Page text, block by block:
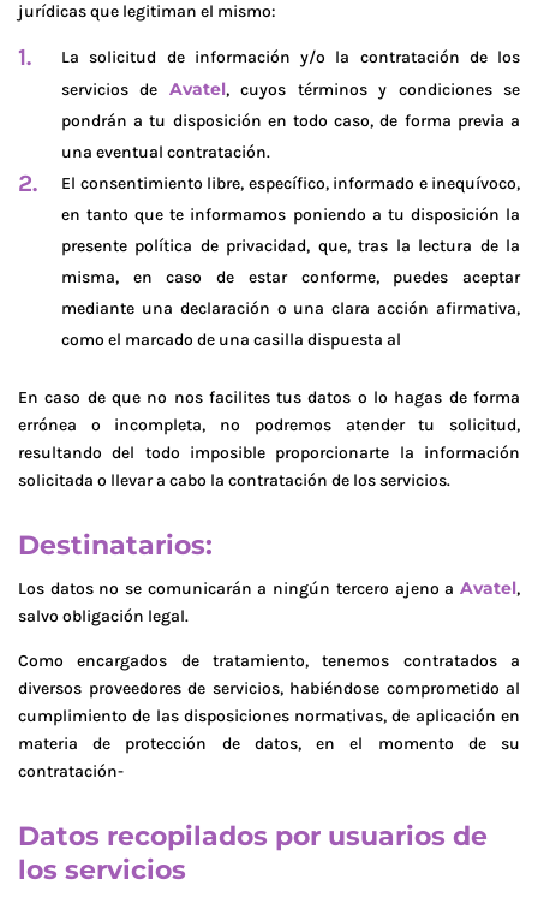
jurídicas que legitiman el mismo:
La solicitud de información y/o la contratación de los
servicios de Avatel, cuyos términos y condiciones se
pondrán a tu disposición en todo caso, de forma previa a
una eventual contratación.
El consentimiento libre, específico, informado e inequívoco,
en tanto que te informamos poniendo a tu disposición la
presente política de privacidad, que, tras la lectura de la
misma, en caso de estar conforme, puedes aceptar
mediante una declaración o una clara acción afirmativa,
como el marcado de una casilla dispuesta al
En caso de que no nos facilites tus datos o lo hagas de forma
errónea o incompleta, no podremos atender tu solicitud,
resultando del todo imposible proporcionarte la información
solicitada o llevar a cabo la contratación de los servicios.
Destinatarios:
Los datos no se comunicarán a ningún tercero ajeno a Avatel,
salvo obligación legal.
Como encargados de tratamiento, tenemos contratados a
diversos proveedores de servicios, habiéndose comprometido al
cumplimiento de las disposiciones normativas, de aplicación en
materia de protección de datos, en el momento de su
contratación-
Datos recopilados por usuarios de
los servicios